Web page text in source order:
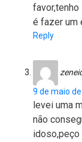
favor,tenho
é fazer um
Reply
9 de maio
levei uma
não